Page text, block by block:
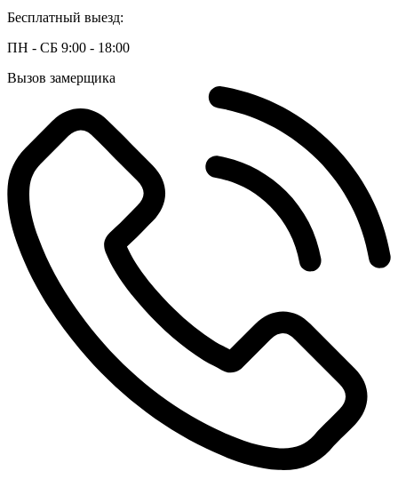
Бесплатный выезд:
ПН - СБ 9:00 - 18:00
Вызов замерщика